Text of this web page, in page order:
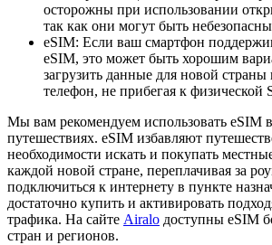
осторожны при использовании
так как они могут быть
eSIM: Если ваш смартфон
eSIM, это может быть хорошим
загрузить данные для новой
телефон, не прибегая к физической
Мы вам рекомендуем использовать eSIM
путешествиях. eSIM избавляют
необходимости искать и покупать
каждой новой стране, переплачивая за
подключиться к интернету в пункте
достаточно купить и активировать
трафика. На сайте Airalo доступны eSIM
стран и регионов.